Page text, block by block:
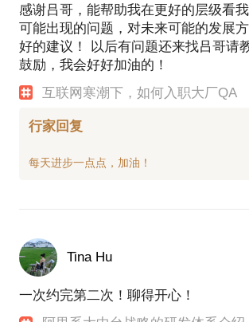
感谢吕哥，能帮助我在更好的层级看
可能出现的问题，对未来可能的发展
好的建议！ 以后有问题还来找吕哥请
鼓励，我会好好加油的！
互联网寒潮下，如何入职大厂QA
行家回复
Tina Hu
一次约完第二次！聊得开心！